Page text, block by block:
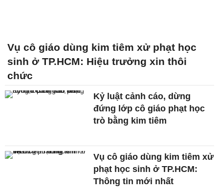
Vụ cô giáo dùng kim tiêm xử phạt học
sinh ở TP.HCM: Hiệu trưởng xin thôi
chức
Kỷ luật cảnh cáo, dừng
đứng lớp cô giáo phạt học
trò bằng kim tiêm
Vụ cô giáo dùng kim tiêm xử
phạt học sinh ở TP.HCM:
Thông tin mới nhất